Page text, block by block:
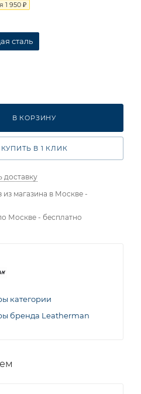
1 950 ₽
сталь
В КОРЗИНУ
КУПИТЬ В 1 КЛИК
доставку
магазина в Москве -
Москве - бесплатно
категории
бренда Leatherman